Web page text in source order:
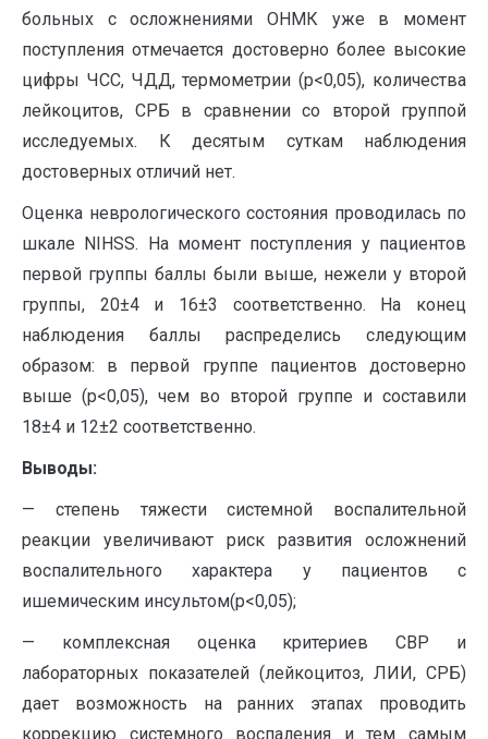
больных с осложнениями ОНМК уже в момент
поступления отмечается достоверно более высокие
цифры ЧСС, ЧДД, термометрии (р<0,05), количества
лейкоцитов, СРБ в сравнении со второй группой
исследуемых. К десятым суткам наблюдения
достоверных отличий нет.
Оценка неврологического состояния проводилась по
шкале NIHSS. На момент поступления у пациентов
первой группы баллы были выше, нежели у второй
группы, 20±4 и 16±3 соответственно. На конец
наблюдения баллы распределись следующим
образом: в первой группе пациентов достоверно
выше (р<0,05), чем во второй группе и составили
18±4 и 12±2 соответственно.
Выводы:
— степень тяжести системной воспалительной
реакции увеличивают риск развития осложнений
воспалительного характера у пациентов с
ишемическим инсультом(р<0,05);
— комплексная оценка критериев СВР и
лабораторных показателей (лейкоцитоз, ЛИИ, СРБ)
дает возможность на ранних этапах проводить
коррекцию системного воспаления и тем самым